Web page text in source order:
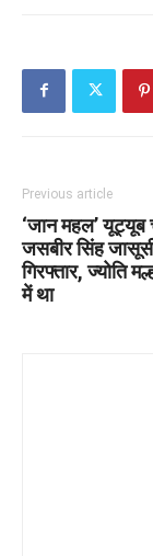
Previous article
‘जान महल’
जसबीर सिंह
गिरफ्तार, ज्योति
में था